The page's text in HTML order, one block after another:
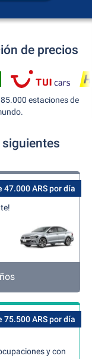
de precios
estaciones de
47.000 ARS por día
75.500 ARS por día
y con